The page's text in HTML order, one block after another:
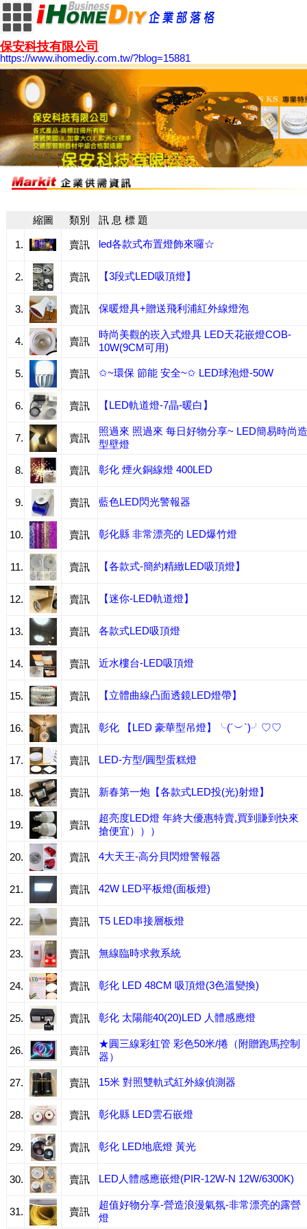
保安科技有限公司
https://www.ihomediy.com.tw/?blog=15881
縮圖 類別 訊 息 標 題
1. 賣訊 led各款式布置燈飾來囉☆
2. 賣訊 【3段式LED吸頂燈】
3. 賣訊 保暖燈具+贈送飛利浦紅外線燈泡
4. 賣訊
時尚美觀的崁入式燈具 LED天花嵌燈COB-
10W(9CM可用)
5. 賣訊 ✩~環保 節能 安全~✩ LED球泡燈-50W
6. 賣訊 【LED軌道燈-7晶-暖白】
7. 賣訊
照過來 照過來 每日好物分享~ LED簡易時尚造
型壁燈
8. 賣訊 彰化 煙火銅線燈 400LED
9. 賣訊 藍色LED閃光警報器
10. 賣訊 彰化縣 非常漂亮的 LED爆竹燈
11. 賣訊 【各款式-簡約精緻LED吸頂燈】
12. 賣訊 【迷你-LED軌道燈】
13. 賣訊 各款式LED吸頂燈
14. 賣訊 近水樓台-LED吸頂燈
15. 賣訊 【立體曲線凸面透鏡LED燈帶】
16. 賣訊 彰化 【LED 豪華型吊燈】╰(´︶`)╯♡♡
17. 賣訊 LED-方型/圓型蛋糕燈
18. 賣訊 新春第一炮【各款式LED投(光)射燈】
19. 賣訊
超亮度LED燈 年終大優惠特賣,買到賺到快來
搶便宜）））
20. 賣訊 4大天王-高分貝閃燈警報器
21. 賣訊 42W LED平板燈(面板燈)
22. 賣訊 T5 LED串接層板燈
23. 賣訊 無線臨時求救系統
24. 賣訊 彰化 LED 48CM 吸頂燈(3色溫變換)
25. 賣訊 彰化 太陽能40(20)LED 人體感應燈
26. 賣訊
★圓三線彩虹管 彩色50米/捲（附贈跑馬控制
器）
27. 賣訊 15米 對照雙軌式紅外線偵測器
28. 賣訊 彰化縣 LED雲石嵌燈
29. 賣訊 彰化 LED地底燈 黃光
30. 賣訊 LED人體感應嵌燈(PIR-12W-N 12W/6300K)
31. 賣訊
超值好物分享-營造浪漫氣氛-非常漂亮的露營
燈